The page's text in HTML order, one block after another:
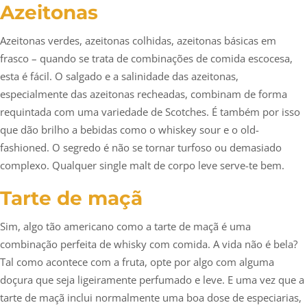
Azeitonas
Azeitonas verdes, azeitonas colhidas, azeitonas básicas em
frasco – quando se trata de combinações de comida escocesa,
esta é fácil. O salgado e a salinidade das azeitonas,
especialmente das azeitonas recheadas, combinam de forma
requintada com uma variedade de Scotches. É também por isso
que dão brilho a bebidas como o whiskey sour e o old-
fashioned. O segredo é não se tornar turfoso ou demasiado
complexo. Qualquer single malt de corpo leve serve-te bem.
Tarte de maçã
Sim, algo tão americano como a tarte de maçã é uma
combinação perfeita de whisky com comida. A vida não é bela?
Tal como acontece com a fruta, opte por algo com alguma
doçura que seja ligeiramente perfumado e leve. E uma vez que a
tarte de maçã inclui normalmente uma boa dose de especiarias,